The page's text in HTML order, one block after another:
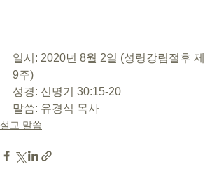
일시: 2020년 8월 2일 (성령강림절후 제
9주)
성경: 신명기 30:15-20
말씀: 유경식 목사
설교 말씀